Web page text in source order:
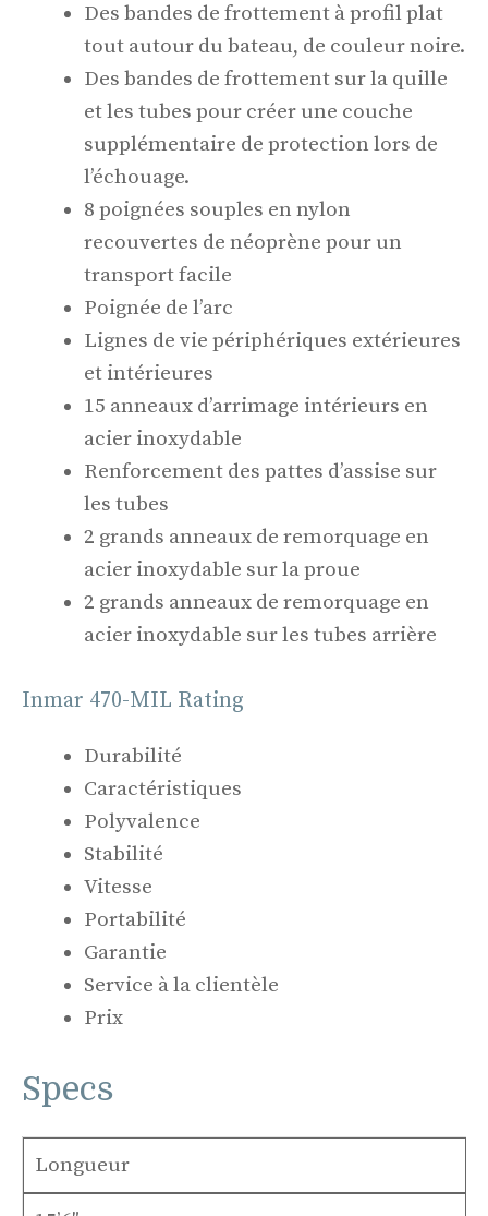
Des bandes de frottement à profil plat
tout autour du bateau, de couleur noire.
Des bandes de frottement sur la quille
et les tubes pour créer une couche
supplémentaire de protection lors de
l’échouage.
8 poignées souples en nylon
recouvertes de néoprène pour un
transport facile
Poignée de l’arc
Lignes de vie périphériques extérieures
et intérieures
15 anneaux d’arrimage intérieurs en
acier inoxydable
Renforcement des pattes d’assise sur
les tubes
2 grands anneaux de remorquage en
acier inoxydable sur la proue
2 grands anneaux de remorquage en
acier inoxydable sur les tubes arrière
Inmar 470-MIL Rating
Durabilité
Caractéristiques
Polyvalence
Stabilité
Vitesse
Portabilité
Garantie
Service à la clientèle
Prix
Specs
Longueur